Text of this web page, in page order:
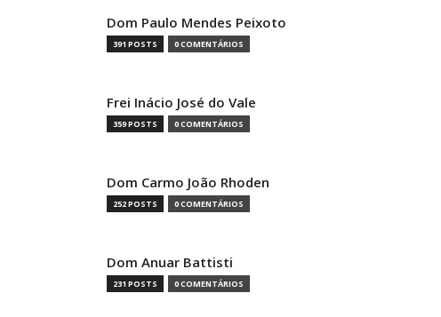
Dom Paulo Mendes Peixoto
391 POSTS 0 COMENTÁRIOS
Frei Inácio José do Vale
359 POSTS 0 COMENTÁRIOS
Dom Carmo João Rhoden
252 POSTS 0 COMENTÁRIOS
Dom Anuar Battisti
231 POSTS 0 COMENTÁRIOS